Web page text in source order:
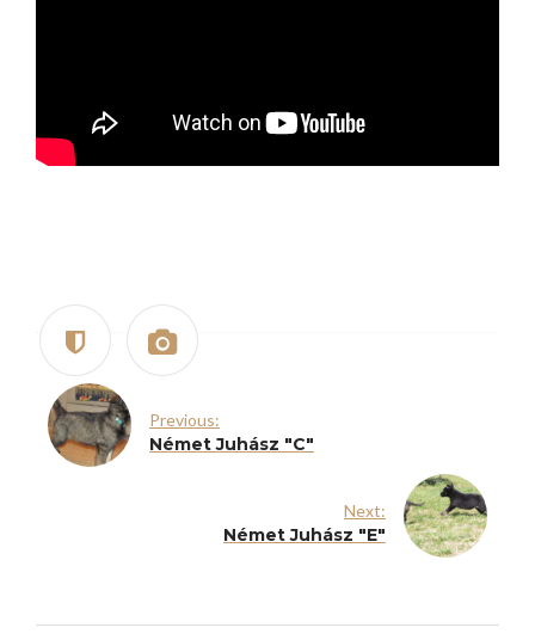
Previous:
Német Juhász "C"
Next:
Német Juhász "E"